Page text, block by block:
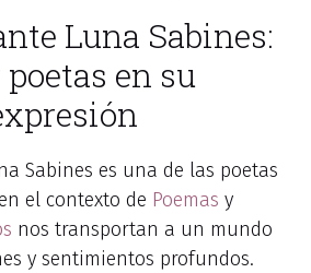
Luna Sabines:
en su
Sabines es una de las poetas
el contexto de Poemas y
nos transportan a un mundo
y sentimientos profundos.